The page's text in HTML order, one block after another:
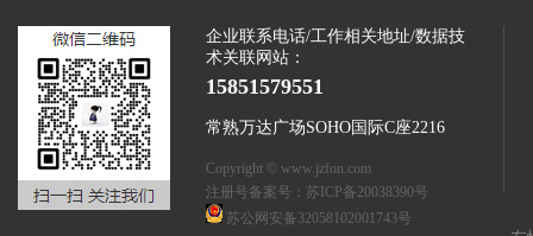
企业联系电话/工作相关地址/数据技
术关联网站：
15851579551
常熟万达广场SOHO国际C座2216
Copyright © www.jzfon.com
注册号备案号： 苏ICP备20038390号
苏公网安备32058102001743号